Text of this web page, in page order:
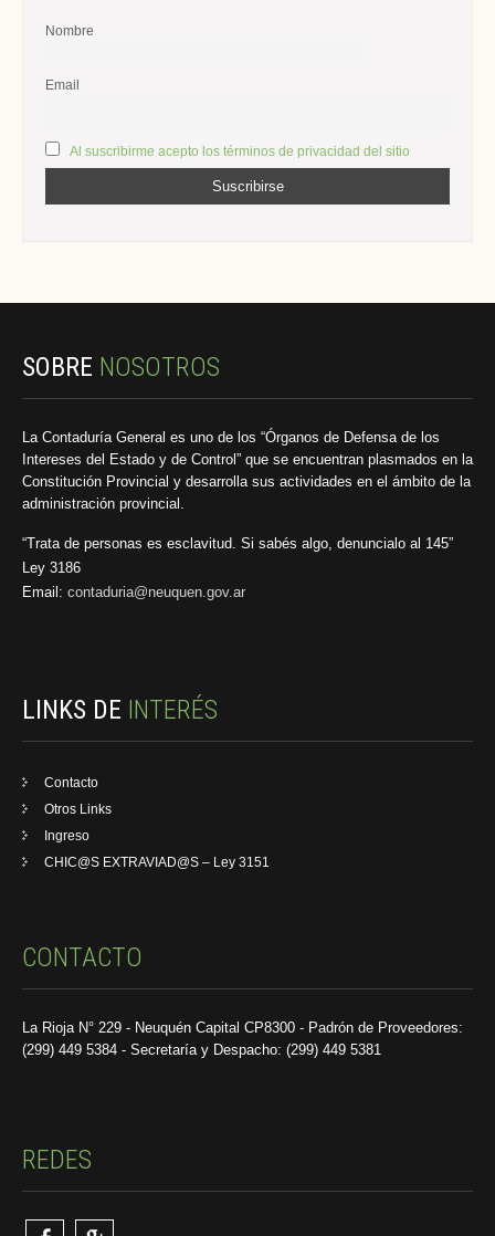
Nombre
Email
Al suscribirme acepto los términos de privacidad del sitio
SOBRE NOSOTROS
La Contaduría General es uno de los “Órganos de Defensa de los
Intereses del Estado y de Control” que se encuentran plasmados en la
Constitución Provincial y desarrolla sus actividades en el ámbito de la
administración provincial.
“Trata de personas es esclavitud. Si sabés algo, denuncialo al 145”
Ley 3186
Email: contaduria@neuquen.gov.ar
LINKS DE INTERÉS
Contacto
Otros Links
Ingreso
CHIC@S EXTRAVIAD@S – Ley 3151
CONTACTO
La Rioja N° 229 - Neuquén Capital CP8300 - Padrón de Proveedores:
(299) 449 5384 - Secretaría y Despacho: (299) 449 5381
REDES